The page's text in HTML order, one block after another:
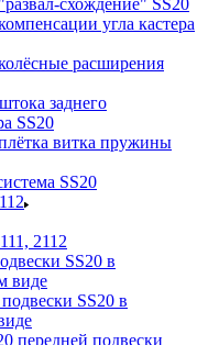
схождение" SS20
угла кастера
расширения
заднего
SS20
витка пружины
SS20
2112
SS20 в
виде
SS20 в
передней подвески